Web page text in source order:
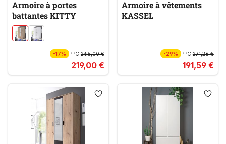
Armoire à portes
battantes KITTY
-17% PPC 265,00 €
219,00 €
Armoire à vêtements
KASSEL
-29% PPC271,26 €
191,59 €